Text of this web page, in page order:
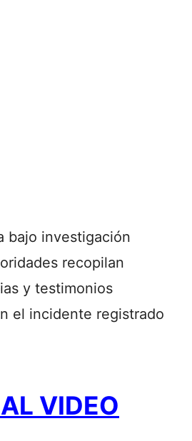
bajo investigación
recopilan
y testimonios
el incidente registrado
VIDEO